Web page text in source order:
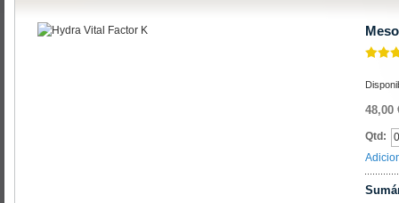
48,00
Qtd: